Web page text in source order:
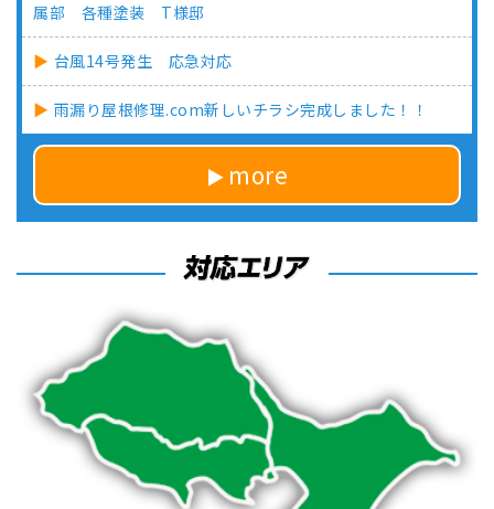
属部 各種塗装 T様邸
台風14号発生 応急対応
雨漏り屋根修理.com新しいチラシ完成しました！！
more